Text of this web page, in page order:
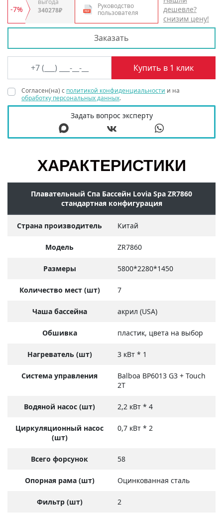
-7%
выгода
340278₽
Руководство
пользователя
дешевле?
снизим цену!
Заказать
Согласен(на) с политикой конфиденциальности и на
обработку персональных данных.
Задать вопрос эксперту
ХАРАКТЕРИСТИКИ
Плавательный Спа Бассейн Lovia Spa ZR7860
стандартная конфигурация
Страна производитель Китай
Модель ZR7860
Размеры 5800*2280*1450
Количество мест (шт) 7
Чаша бассейна акрил (USA)
Обшивка пластик, цвета на выбор
Нагреватель (шт) 3 кВт * 1
Система управления
Balboa BP6013 G3 + Touch
2T
Водяной насос (шт) 2,2 кВт * 4
Циркуляционный насос
(шт)
0,7 кВт * 2
Всего форсунок 58
Опорная рама (шт) Оцинкованная сталь
Фильтр (шт) 2